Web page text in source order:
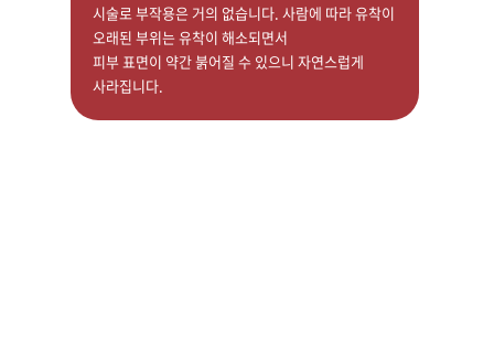
시술로 부작용은 거의 없습니다. 사람에 따라 유착이
오래된 부위는 유착이 해소되면서
피부 표면이 약간 붉어질 수 있으니 자연스럽게
사라집니다.